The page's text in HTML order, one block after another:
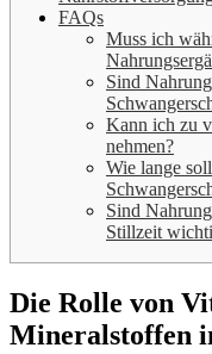
FAQs
Muss ich
Sind
Kann ich zu
nehmen?
Wie lange
Sind
Stillzeit
Die Rolle von
Mineralstoffen